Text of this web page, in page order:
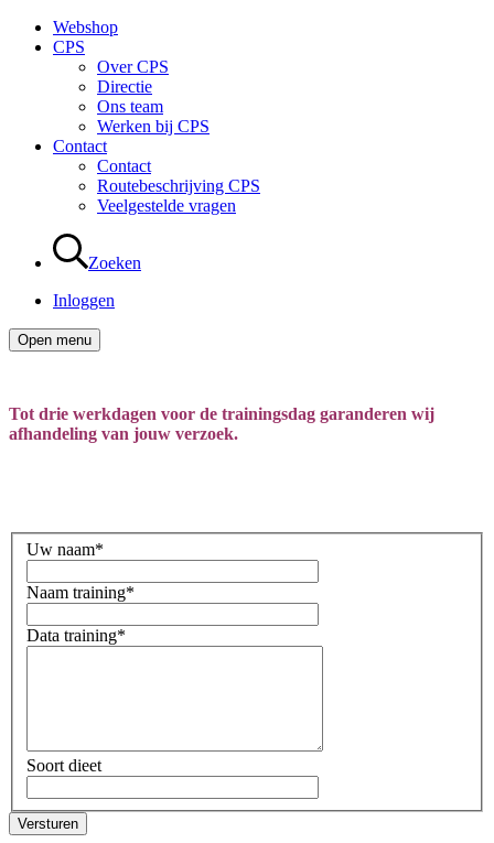
Webshop
CPS
Over CPS
Directie
Ons team
Werken bij CPS
Contact
Contact
Routebeschrijving CPS
Veelgestelde vragen
Zoeken
Inloggen
Open menu
Tot drie werkdagen voor de trainingsdag garanderen wij
afhandeling van jouw verzoek.
Uw naam*
Naam training*
Data training*
Soort dieet
Versturen